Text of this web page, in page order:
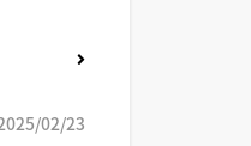
02/23